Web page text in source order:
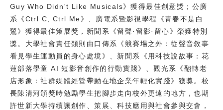
Guy Who Didn't Like Musicals》獲得最佳創意獎；公廣
系《Ctrl C, Ctrl Me》、廣電系暨影視學程《青春不是白
鷺》獲得最佳策展獎，新聞系《留聲·留影·留心》榮獲特別
獎。大學社會責任類則由口傳系《競賽場之外：從聲音敘事
看見學生運動員的身心處境》、新聞系《用科技說故事：花
蓮部落學童 AI 短影音創作的行動實踐》、觀光系《翻轉老
店形象：社群媒體經營帶動在地企業年輕化實踐》獲獎。校
長陳清河頒獎時勉勵學生把腳步走向校外更遠的地方，也期
許世新大學持續讓創作、策展、科技應用與社會參與交會，